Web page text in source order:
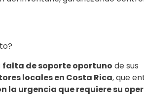
falta de soporte oportuno de sus
locales en Costa Rica, que
la urgencia que requiere su